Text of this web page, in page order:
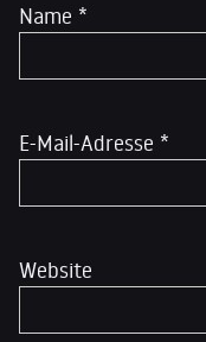
Name *
E-Mail-Adresse *
Website